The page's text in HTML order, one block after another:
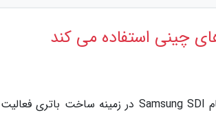
به گزارش دانشنامه آریایی، یکی از زیرمجموعه های شرکت سامسونگ به نام Samsung SDI در زمینه ساخت باتری فعالیت